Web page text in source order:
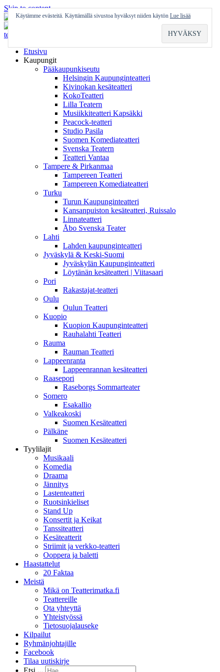
Skip to content
Etusivu
Kaupungit
Pääkaupunkiseutu
Helsingin Kaupunginteatteri
Kivinokan kesäteatteri
KokoTeatteri
Lilla Teatern
Musiikkiteatteri Kapsäkki
Peacock-teatteri
Studio Pasila
Suomen Komediateatteri
Svenska Teatern
Teatteri Vantaa
Tampere & Pirkanmaa
Tampereen Teatteri
Tampereen Komediateatteri
Turku
Turun Kaupunginteatteri
Kansanpuiston kesäteatteri, Ruissalo
Linnateatteri
Åbo Svenska Teater
Lahti
Lahden kaupunginteatteri
Jyväskylä & Keski-Suomi
Jyväskylän Kaupunginteatteri
Löytänän kesäteatteri | Viitasaari
Pori
Rakastajat-teatteri
Oulu
Oulun Teatteri
Kuopio
Kuopion Kaupunginteatteri
Rauhalahti Teatteri
Rauma
Rauman Teatteri
Lappeenranta
Lappeenrannan kesäteatteri
Raasepori
Raseborgs Sommarteater
Somero
Esakallio
Valkeakoski
Suomen Kesäteatteri
Pälkäne
Suomen Kesäteatteri
Tyylilajit
Musikaali
Komedia
Draama
Jännitys
Lastenteatteri
Ruotsinkieliset
Stand Up
Konsertit ja Keikat
Tanssiteatteri
Kesäteatterit
Striimit ja verkko-teatteri
Ooppera ja baletti
Haastattelut
20 Faktaa
Meistä
Mikä on Teatterimatka.fi
Teattereille
Ota yhteyttä
Yhteistyössä
Tietosuojalauseke
Kilpailut
Ryhmänjohtajille
Facebook
Tilaa uutiskirje
Etsi ...
Käytämme evästeitä. Käyttämällä sivustoa hyväksyt niiden käytön Lue lisää